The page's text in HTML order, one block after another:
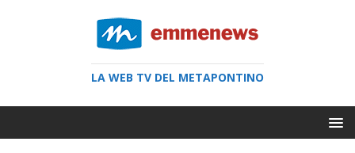
LA WEB TV DEL METAPONTINO